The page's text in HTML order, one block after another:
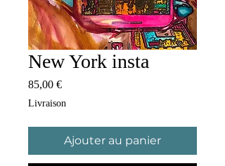
New York insta
85,00 €Prix
Livraison
Ajouter au panier